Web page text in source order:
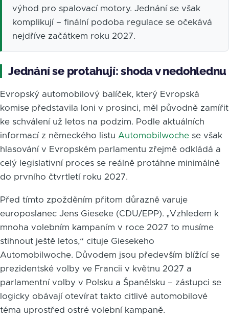
výhod pro spalovací motory. Jednání se však
komplikují – finální podoba regulace se očekává
nejdříve začátkem roku 2027.
Jednání se protahují: shoda v nedohlednu
Evropský automobilový balíček, který Evropská
komise představila loni v prosinci, měl původně zamířit
ke schválení už letos na podzim. Podle aktuálních
informací z německého listu Automobilwoche se však
hlasování v Evropském parlamentu zřejmě odkládá a
celý legislativní proces se reálně protáhne minimálně
do prvního čtvrtletí roku 2027.
Před tímto zpožděním přitom důrazně varuje
europoslanec Jens Gieseke (CDU/EPP). „Vzhledem k
mnoha volebním kampaním v roce 2027 to musíme
stihnout ještě letos,“ cituje Giesekeho
Automobilwoche. Důvodem jsou především blížící se
prezidentské volby ve Francii v květnu 2027 a
parlamentní volby v Polsku a Španělsku – zástupci se
logicky obávají otevírat takto citlivé automobilové
téma uprostřed ostré volební kampaně.